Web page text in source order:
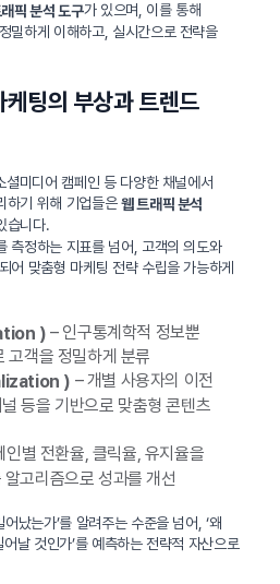
픽 분석 도구가 있으며, 이를 통해
밀하게 이해하고, 실시간으로 전략을
팅의 부상과 트렌드
미디어 캠페인 등 다양한 채널에서
하기 위해 기업들은웹 트래픽 분석
습니다.
측정하는 지표를 넘어, 고객의 의도와
어 맞춤형 마케팅 전략 수립을 가능하게
) – 인구통계학적 정보뿐
고객을 정밀하게 분류
) – 개별 사용자의 이전
등을 기반으로 맞춤형 콘텐츠
별 전환율, 클릭율, 유지율을
고리즘으로 성과를 개선
났는가’를 알려주는 수준을 넘어, ‘왜
어날 것인가’를 예측하는 전략적 자산으로